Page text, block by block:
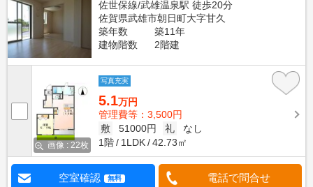
佐世保線/武雄温泉駅 徒歩20分
佐賀県武雄市朝日町大字甘久
築年数
築11年
建物階数
2階建
画像 : 22枚
写真充実
5.1万円
管理費等：3,500円
敷
51000円 礼
なし
1階
1LDK 42.73㎡
空室確認 無料 電話で問合せ